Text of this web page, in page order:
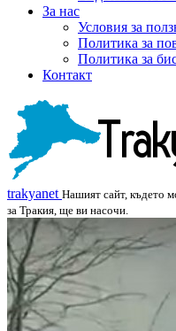
За нас
Условия за
Политика за
Политика за
Контакт
trakyanet Нашият сайт, където
за Тракия, ще ви насочи.